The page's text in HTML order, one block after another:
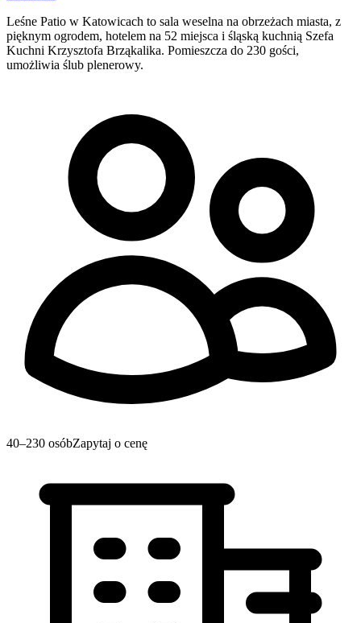
Leśne Patio w Katowicach to sala weselna na obrzeżach miasta, z
pięknym ogrodem, hotelem na 52 miejsca i śląską kuchnią Szefa
Kuchni Krzysztofa Brząkalika. Pomieszcza do 230 gości,
umożliwia ślub plenerowy.
40–230 osóbZapytaj o cenę